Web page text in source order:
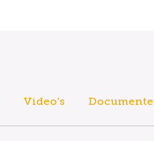
Video’s